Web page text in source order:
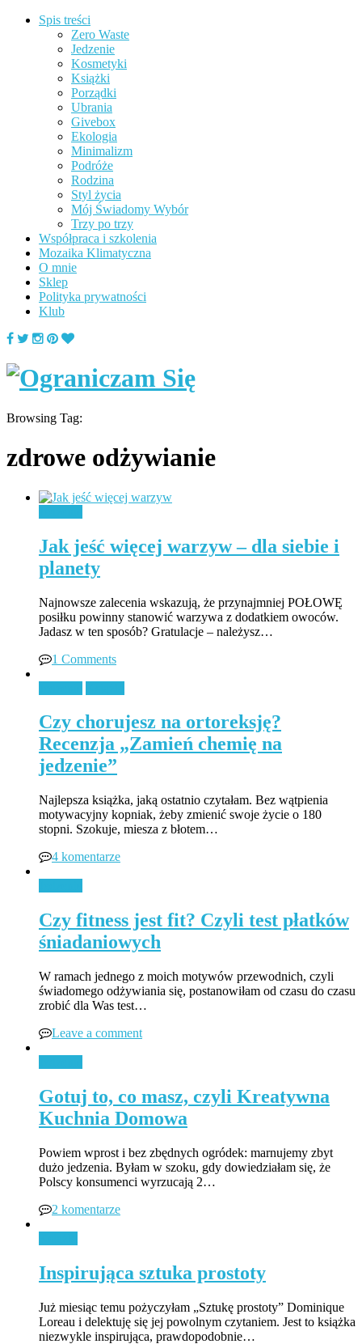
Spis treści
Zero Waste
Jedzenie
Kosmetyki
Książki
Porządki
Ubrania
Givebox
Ekologia
Minimalizm
Podróże
Rodzina
Styl życia
Mój Świadomy Wybór
Trzy po trzy
Współpraca i szkolenia
Mozaika Klimatyczna
O mnie
Sklep
Polityka prywatności
Klub
Browsing Tag:
zdrowe odżywianie
Jak jeść więcej warzyw – dla siebie i
planety
Najnowsze zalecenia wskazują, że przynajmniej POŁOWĘ
posiłku powinny stanowić warzywa z dodatkiem owoców.
Jadasz w ten sposób? Gratulacje – należysz…
1 Comments
Czy chorujesz na ortoreksję?
Recenzja „Zamień chemię na
jedzenie”
Najlepsza książka, jaką ostatnio czytałam. Bez wątpienia
motywacyjny kopniak, żeby zmienić swoje życie o 180
stopni. Szokuje, miesza z błotem…
4 komentarze
Czy fitness jest fit? Czyli test płatków
śniadaniowych
W ramach jednego z moich motywów przewodnich, czyli
świadomego odżywiania się, postanowiłam od czasu do czasu
zrobić dla Was test…
Leave a comment
Gotuj to, co masz, czyli Kreatywna
Kuchnia Domowa
Powiem wprost i bez zbędnych ogródek: marnujemy zbyt
dużo jedzenia. Byłam w szoku, gdy dowiedziałam się, że
Polscy konsumenci wyrzucają 2…
2 komentarze
Inspirująca sztuka prostoty
Już miesiąc temu pożyczyłam „Sztukę prostoty” Dominique
Loreau i delektuję się jej powolnym czytaniem. Jest to książka
niezwykle inspirująca, prawdopodobnie…